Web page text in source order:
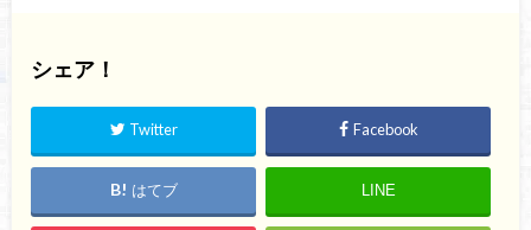
シェア！
Twitter Facebook
はてブ LINE